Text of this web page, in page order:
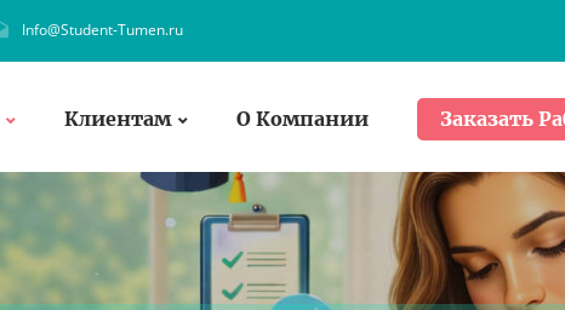
Info@Student-Tumen.ru
Клиентам О Компании Заказать